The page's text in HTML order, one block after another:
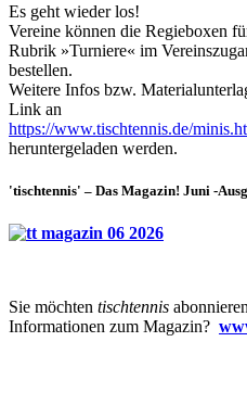
Es geht wieder los!
Vereine können die Regieboxen
Rubrik »Turniere« im
bestellen.
Weitere Infos bzw.
Link an
https://www.tischtennis.de/
heruntergeladen werden.
'tischtennis' – Das Magazin! Juni -
Sie möchten tischtennis
Informationen zum Magazin?